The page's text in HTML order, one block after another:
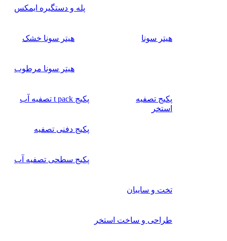
پله و دستگیره ایمکس
هیتر سونا هیتر سونا خشک
هیتر سونا مرطوب
پکیج تصفیه
استخر
پکیج t pack تصفیه آب
پکیج دفنی تصفیه
پکیج سطحی تصفیه آب
تخت و سایبان
طراحی و ساخت استخر